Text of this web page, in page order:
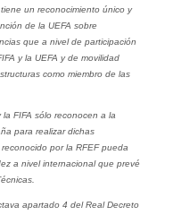
un reconocimiento único y
de la UEFA sobre
que a nivel de participación
y la UEFA y de movilidad
como miembro de las
FIFA sólo reconocen a la
para realizar dichas
por la RFEF pueda
a nivel internacional que prevé
apartado 4 del Real Decreto